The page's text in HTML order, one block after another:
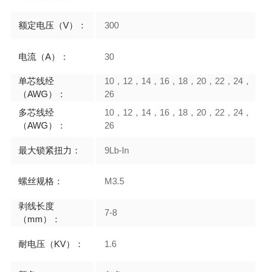
额定电压（V）： 300
电流（A）： 30
单芯线经
（AWG）：
10，12，14，16，18，20，22，24，
26
多芯线经
（AWG）：
10，12，14，16，18，20，22，24，
26
最大锁紧扭力： 9Lb-In
螺丝规格： M3.5
剥线长度
（mm）：
7-8
耐电压（KV）： 1.6